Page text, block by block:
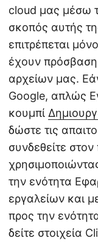
cloud μας μέσω
σκοπός αυτής
επιτρέπεται
έχουν πρόσβαση
αρχείων μας.
Google, απλώς
κουμπί
δώστε τις
συνδεθείτε
την ενότητα
εργαλείων και
προς την
δείτε στοιχεία